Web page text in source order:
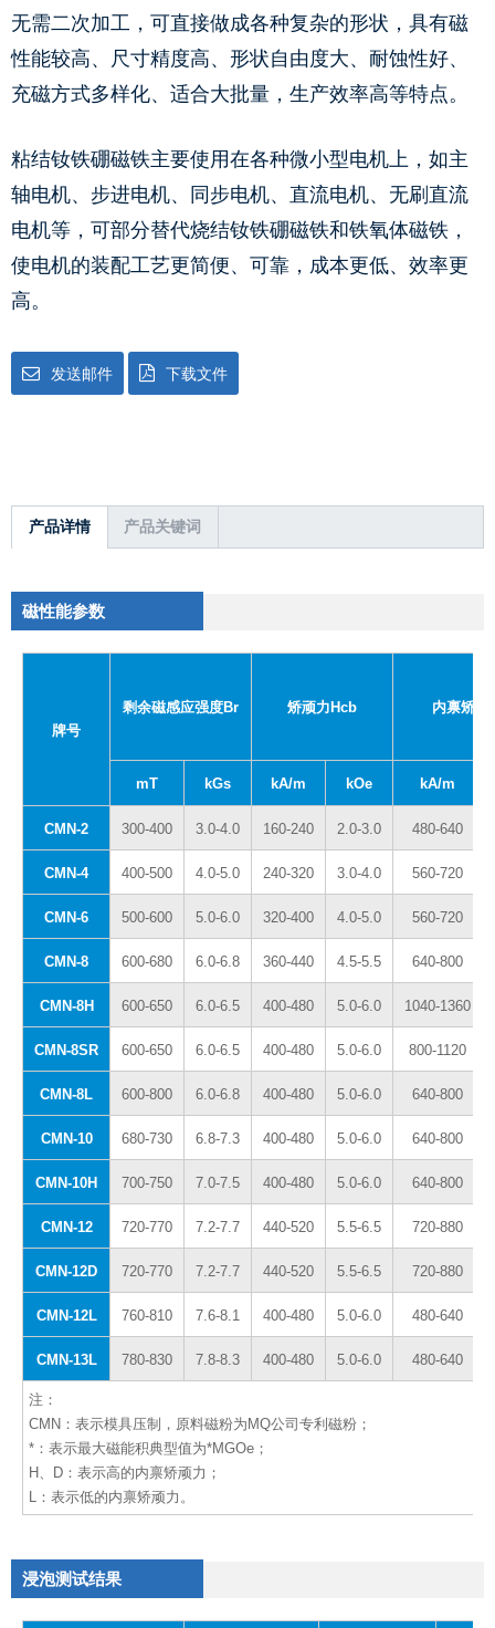
无需二次加工，可直接做成各种复杂的形状，具有磁
性能较高、尺寸精度高、形状自由度大、耐蚀性好、
充磁方式多样化、适合大批量，生产效率高等特点。
粘结钕铁硼磁铁主要使用在各种微小型电机上，如主
轴电机、步进电机、同步电机、直流电机、无刷直流
电机等，可部分替代烧结钕铁硼磁铁和铁氧体磁铁，
使电机的装配工艺更简便、可靠，成本更低、效率更
高。
发送邮件 下载文件
产品详情 产品关键词
磁性能参数
牌号
剩余磁感应强度Br 矫顽力Hcb 内禀矫顽
mT kGs kA/m kOe kA/m
CMN-2 300-400 3.0-4.0 160-240 2.0-3.0 480-640
CMN-4 400-500 4.0-5.0 240-320 3.0-4.0 560-720
CMN-6 500-600 5.0-6.0 320-400 4.0-5.0 560-720
CMN-8 600-680 6.0-6.8 360-440 4.5-5.5 640-800
CMN-8H 600-650 6.0-6.5 400-480 5.0-6.0 1040-1360
CMN-8SR 600-650 6.0-6.5 400-480 5.0-6.0 800-1120
CMN-8L 600-800 6.0-6.8 400-480 5.0-6.0 640-800
CMN-10 680-730 6.8-7.3 400-480 5.0-6.0 640-800
CMN-10H 700-750 7.0-7.5 400-480 5.0-6.0 640-800
CMN-12 720-770 7.2-7.7 440-520 5.5-6.5 720-880
CMN-12D 720-770 7.2-7.7 440-520 5.5-6.5 720-880
CMN-12L 760-810 7.6-8.1 400-480 5.0-6.0 480-640
CMN-13L 780-830 7.8-8.3 400-480 5.0-6.0 480-640
注：
CMN：表示模具压制，原料磁粉为MQ公司专利磁粉；
*：表示最大磁能积典型值为*MGOe；
H、D：表示高的内禀矫顽力；
L：表示低的内禀矫顽力。
浸泡测试结果